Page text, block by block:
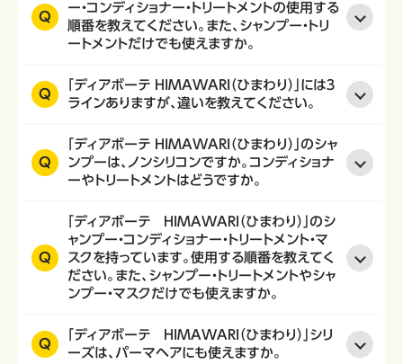
Q
ー・コンディショナー・トリートメントの使用する
順番を教えてください。また、シャンプー・トリ
ートメントだけでも使えますか。
Q
「ディアボーテ HIMAWARI（ひまわり）」には３
ラインありますが、違いを教えてください。
Q
「ディアボーテ HIMAWARI（ひまわり）」のシャ
ンプーは、ノンシリコンですか。コンディショナ
ーやトリートメントはどうですか。
Q
「ディアボーテ HIMAWARI（ひまわり）」のシ
ャンプー・コンディショナー・トリートメント・マ
スクを持っています。使用する順番を教えてく
ださい。また、シャンプー・トリートメントやシャ
ンプー・マスクだけでも使えますか。
Q
「ディアボーテ HIMAWARI（ひまわり）」シリ
ーズは、パーマヘアにも使えますか。